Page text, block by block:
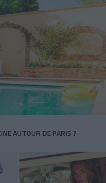
AUTOUR DE PARIS ?